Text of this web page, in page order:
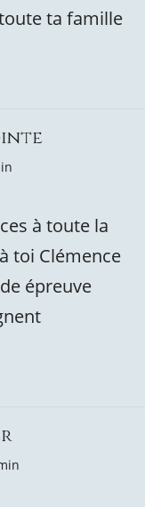
ta famille
à toute la
toi Clémence
épreuve